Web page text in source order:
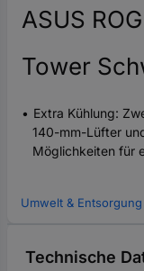
ASUS
Tower
Extra Kühlung:
140-mm-Lüfter
Möglichkeiten für
Umwelt &
Technische